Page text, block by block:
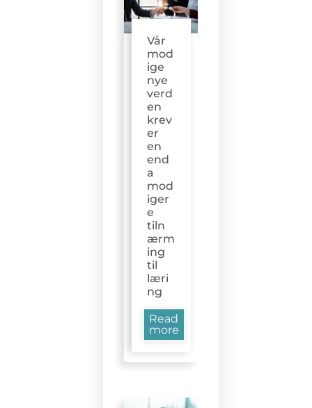
Vår
mod
ige
nye
verd
en
krev
er
en
end
a
mod
iger
e
tiln
ærm
ing
til
læri
ng
Read
more